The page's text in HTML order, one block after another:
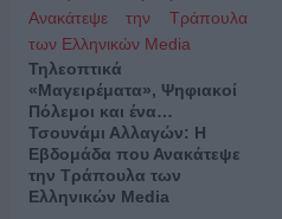
Τηλεοπτικά
«Μαγειρέματα», Ψηφιακοί
Πόλεμοι και ένα…
Τσουνάμι Αλλαγών: Η
Εβδομάδα που Ανακάτεψε
την Τράπουλα των
Ελληνικών Media